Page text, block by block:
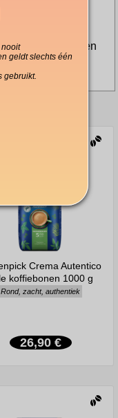
dat u verlangt
boost geeft,
Het is meer
van puur genot en
betoveren en
Crema Autentico
koffiebonen 1000 g
Rond, zacht, authentiek
26,90 €
nooit
geldt slechts één
gebruikt.